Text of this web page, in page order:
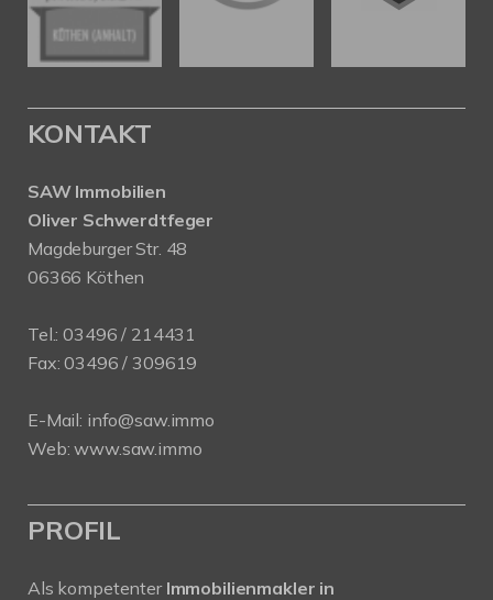
KONTAKT
SAW Immobilien
Oliver Schwerdtfeger
Magdeburger Str. 48
06366 Köthen
Tel.:03496 / 214431
Fax: 03496 / 309619
E-Mail: info@saw.immo
Web:www.saw.immo
PROFIL
Als kompetenter Immobilienmakler in